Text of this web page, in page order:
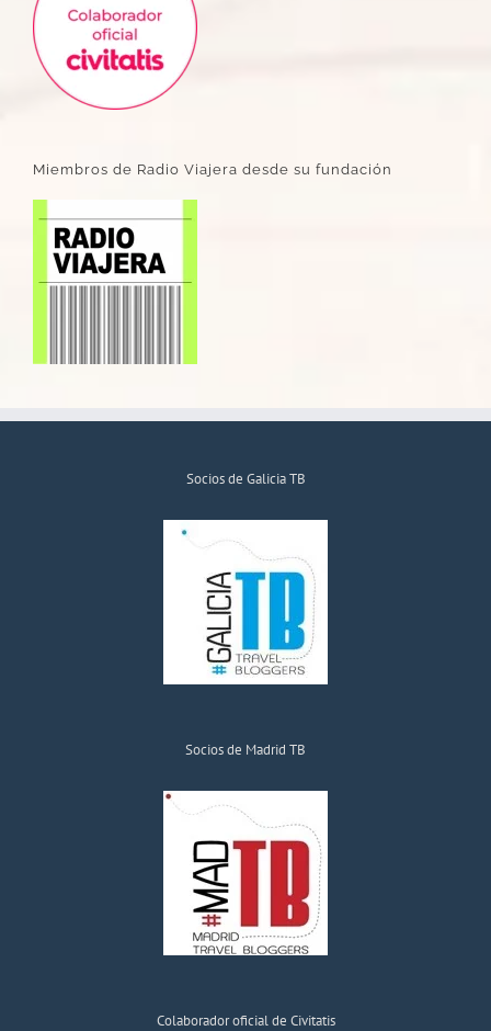
Miembros de Radio Viajera desde su fundación
Socios de Galicia TB
Socios de Madrid TB
Colaborador oficial de Civitatis